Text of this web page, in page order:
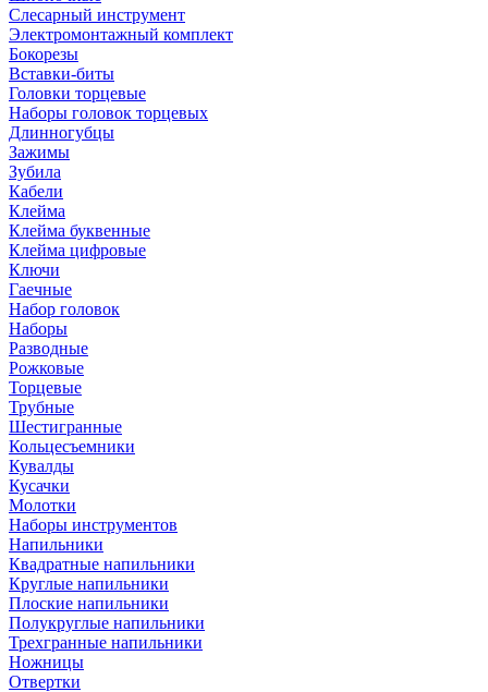
Слесарный инструмент
Электромонтажный комплект
Бокорезы
Вставки-биты
Головки торцевые
Наборы головок торцевых
Длинногубцы
Зажимы
Зубила
Кабели
Клейма
Клейма буквенные
Клейма цифровые
Ключи
Гаечные
Набор головок
Наборы
Разводные
Рожковые
Торцевые
Трубные
Шестигранные
Кольцесъемники
Кувалды
Кусачки
Молотки
Наборы инструментов
Напильники
Квадратные напильники
Круглые напильники
Плоские напильники
Полукруглые напильники
Трехгранные напильники
Ножницы
Отвертки